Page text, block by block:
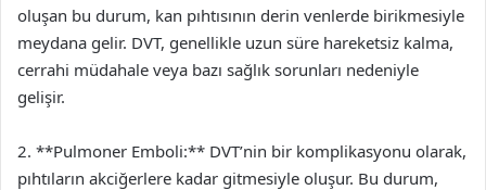
oluşan bu durum, kan pıhtısının derin venlerde birikmesiyle
meydana gelir. DVT, genellikle uzun süre hareketsiz kalma,
cerrahi müdahale veya bazı sağlık sorunları nedeniyle
gelişir.
2. **Pulmoner Emboli:** DVT’nin bir komplikasyonu olarak,
pıhtıların akciğerlere kadar gitmesiyle oluşur. Bu durum,